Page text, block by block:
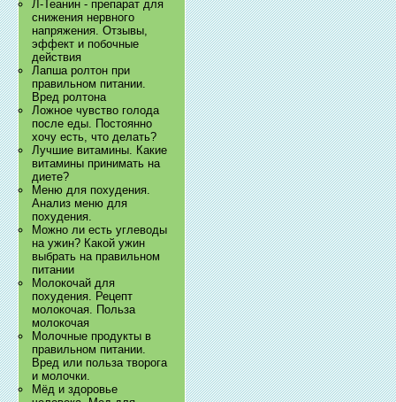
Л-Теанин - препарат для
снижения нервного
напряжения. Отзывы,
эффект и побочные
действия
Лапша ролтон при
правильном питании.
Вред ролтона
Ложное чувство голода
после еды. Постоянно
хочу есть, что делать?
Лучшие витамины. Какие
витамины принимать на
диете?
Меню для похудения.
Анализ меню для
похудения.
Можно ли есть углеводы
на ужин? Какой ужин
выбрать на правильном
питании
Молокочай для
похудения. Рецепт
молокочая. Польза
молокочая
Молочные продукты в
правильном питании.
Вред или польза творога
и молочки.
Мёд и здоровье